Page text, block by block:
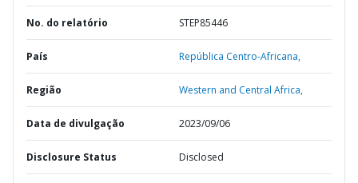
No. do relatório STEP85446
País República Centro-Africana,
Região Western and Central Africa,
Data de divulgação 2023/09/06
Disclosure Status Disclosed